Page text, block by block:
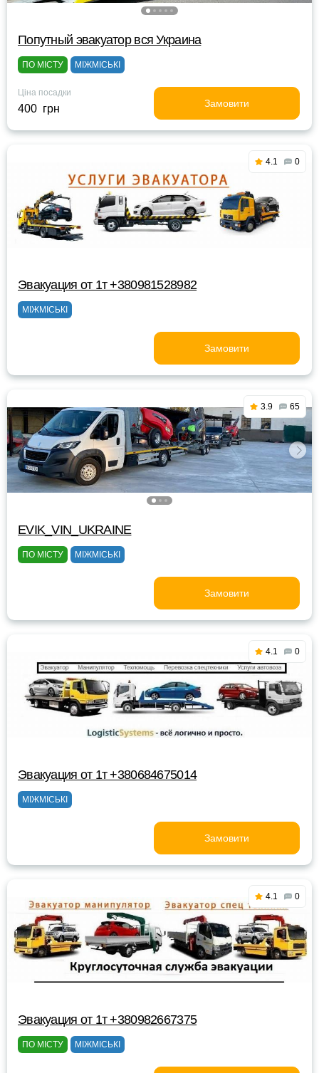
Попутный эвакуатор вся Украина
ПО МІСТУ МІЖМІСЬКІ
Ціна посадки
400 грн Замовити
4.1 0
Эвакуация от 1т +380981528982
МІЖМІСЬКІ
Замовити
3.9 65
EVIK_VIN_UKRAINE
ПО МІСТУ МІЖМІСЬКІ
Замовити
4.1 0
Эвакуация от 1т +380684675014
МІЖМІСЬКІ
Замовити
4.1 0
Эвакуация от 1т +380982667375
ПО МІСТУ МІЖМІСЬКІ